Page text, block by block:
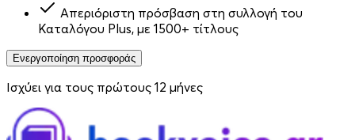
Απεριόριστη πρόσβαση στη συλλογή του
Καταλόγου Plus, με 1500+ τίτλους
Ενεργοποίηση προσφοράς
Ισχύει για τους πρώτους 12 μήνες